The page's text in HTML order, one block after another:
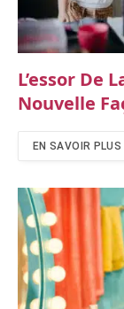
L’essor De
Nouvelle
EN SAVOIR PLUS